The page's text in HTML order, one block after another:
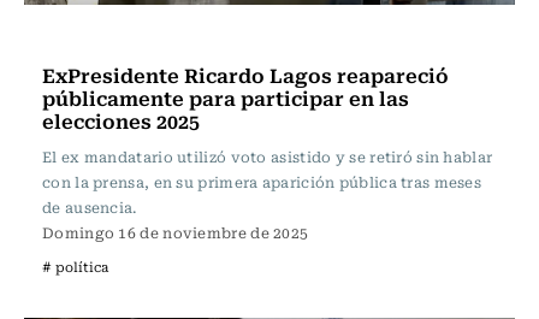
ExPresidente Ricardo Lagos reapareció
públicamente para participar en las
elecciones 2025
El ex mandatario utilizó voto asistido y se retiró sin hablar
con la prensa, en su primera aparición pública tras meses
de ausencia.
Domingo 16 de noviembre de 2025
# política